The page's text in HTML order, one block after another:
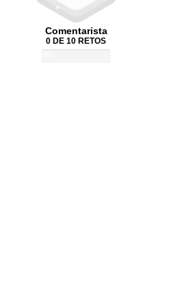
Comentarista
0 DE 10 RETOS